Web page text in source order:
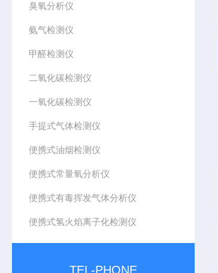
臭氧分析仪
氨气检测仪
甲醛检测仪
二氧化碳检测仪
一氧化碳检测仪
手提式气体检测仪
便携式油烟检测仪
便携式常量氧分析仪
便携式有毒挥发气体分析仪
便携式氢火焰离子化检测仪
TEL-PHONE